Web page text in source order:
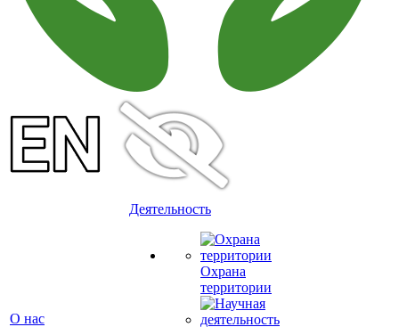
О нас
Деятельность
Охрана
территории